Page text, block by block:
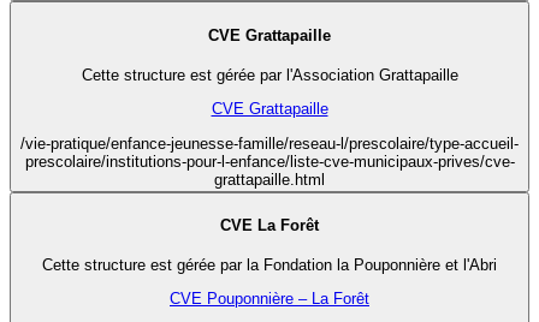
CVE Grattapaille
Cette structure est gérée par l'Association Grattapaille
CVE Grattapaille
/vie-pratique/enfance-jeunesse-famille/reseau-l/prescolaire/type-accueil-
prescolaire/institutions-pour-l-enfance/liste-cve-municipaux-prives/cve-
grattapaille.html
CVE La Forêt
Cette structure est gérée par la Fondation la Pouponnière et l'Abri
CVE Pouponnière – La Forêt